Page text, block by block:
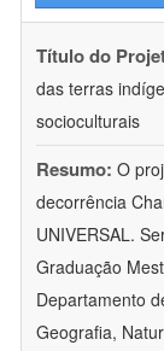
Título do
das terras
socioculturais
Resumo: O
decorrência
UNIVERSAL.
Graduação
Departamento
Geografia,